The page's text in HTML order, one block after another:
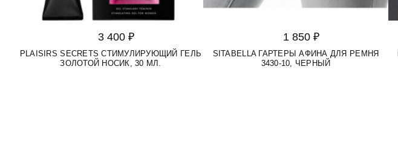
3 400 ₽
PLAISIRS SECRETS СТИМУЛИРУЮЩИЙ ГЕЛЬ
ЗОЛОТОЙ НОСИК, 30 МЛ.
1 850 ₽
SITABELLA ГАРТЕРЫ АФИНА ДЛЯ РЕМНЯ
3430-10, ЧЕРНЫЙ